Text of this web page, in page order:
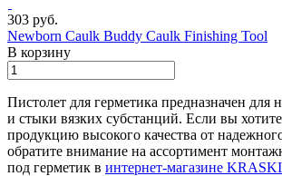
303 руб.
Newborn Caulk Buddy Caulk Finishing Tool
В корзину
Пистолет для герметика предназначен для
и стыки вязких субстанций. Если вы
продукцию высокого качества от
обратите внимание на ассортимент
под герметик в интернет-магазине